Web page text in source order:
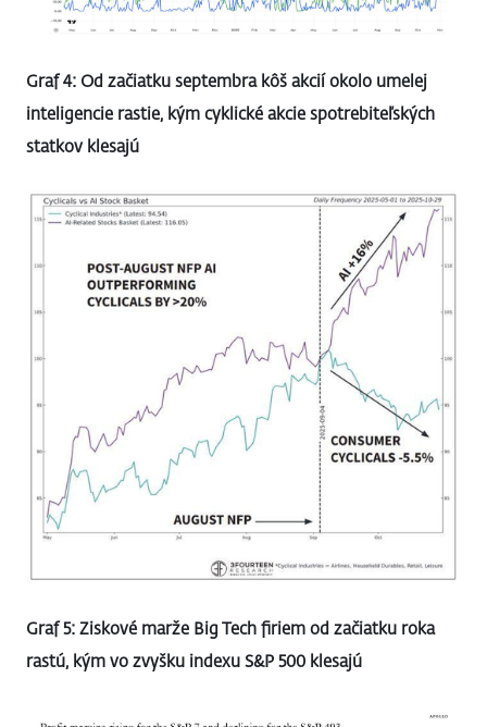
Graf 4: Od začiatku septembra kôš akcií okolo umelej
inteligencie rastie, kým cyklické akcie spotrebiteľských
statkov klesajú
Graf 5: Ziskové marže Big Tech firiem od začiatku roka
rastú, kým vo zvyšku indexu S&P 500 klesajú